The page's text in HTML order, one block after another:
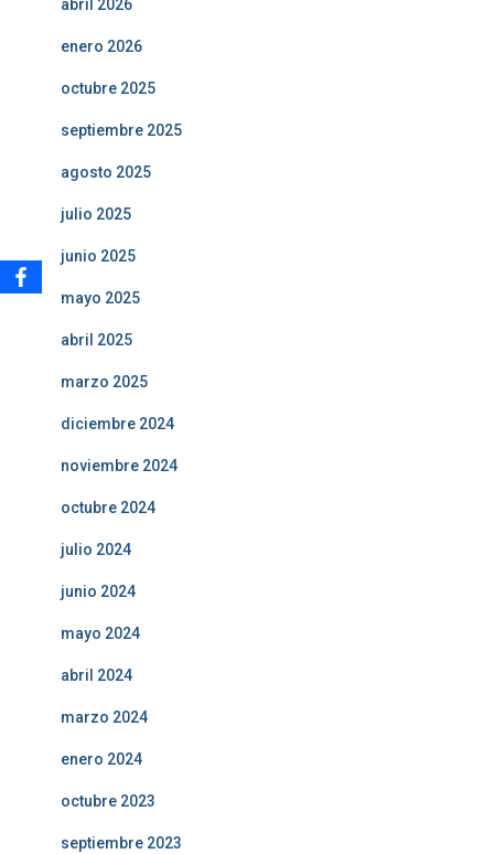
abril 2026
enero 2026
octubre 2025
septiembre 2025
agosto 2025
julio 2025
junio 2025
mayo 2025
abril 2025
marzo 2025
diciembre 2024
noviembre 2024
octubre 2024
julio 2024
junio 2024
mayo 2024
abril 2024
marzo 2024
enero 2024
octubre 2023
septiembre 2023